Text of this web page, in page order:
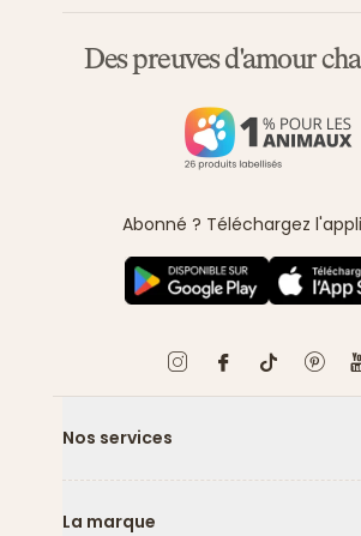
Des preuves d'amour
Abonné ? Téléchargez
Nos services
La marque